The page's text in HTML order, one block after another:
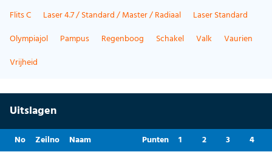
Flits C
Laser 4.7 / Standard / Master / Radiaal
Laser Standard
Olympiajol
Pampus Regenboog Schakel Valk
Vaurien
Vrijheid
Uitslagen
No Zeilno Naam Punten 1 2 3 4